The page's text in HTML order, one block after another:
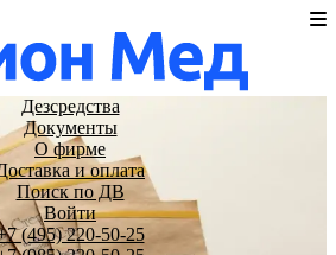
Дезсредства
Документы
О фирме
и оплата
Поиск по ДВ
Войти
(495) 220-50-25